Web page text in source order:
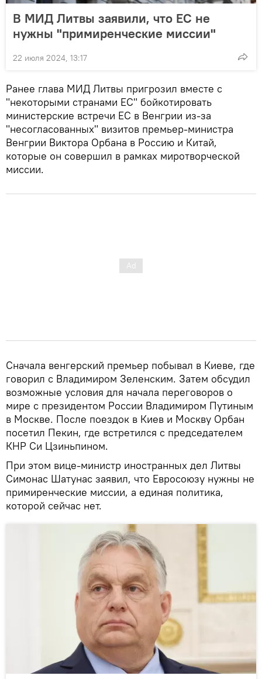
В МИД Литвы заявили, что ЕС не
нужны "примиренческие миссии"
22 июля 2024, 13:17
Ранее глава МИД Литвы пригрозил вместе с
"некоторыми странами ЕС" бойкотировать
министерские встречи ЕС в Венгрии из-за
"несогласованных" визитов премьер-министра
Венгрии Виктора Орбана в Россию и Китай,
которые он совершил в рамках миротворческой
миссии.
Сначала венгерский премьер побывал в Киеве, где
говорил с Владимиром Зеленским. Затем обсудил
возможные условия для начала переговоров о
мире с президентом России Владимиром Путиным
в Москве. После поездок в Киев и Москву Орбан
посетил Пекин, где встретился с председателем
КНР Си Цзиньпином.
При этом вице-министр иностранных дел Литвы
Симонас Шатунас заявил, что Евросоюзу нужны не
примиренческие миссии, а единая политика,
которой сейчас нет.